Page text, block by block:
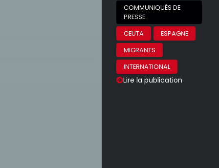
COMMUNIQUÉS DE
PRESSE
CEUTA
ESPAGNE
MIGRANTS
INTERNATIONAL
Lire la publication